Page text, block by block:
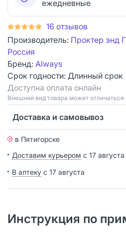
ежедневные
16 отзывов
Производитель: Проктер энд
Россия
Бренд: Always
Срок годности: Длинный срок
Доступна оплата онлайн
Bнешний вид товара может отличаться
Доставка и самовывоз
в Пятигорске
Доставим курьером с 17 августа
В аптеку с 17 августа
Инструкция по